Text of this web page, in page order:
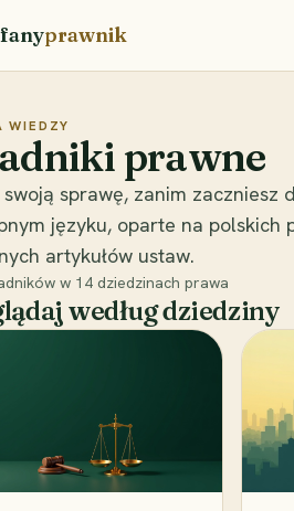
prawnik
WIEDZY
prawne
sprawę, zanim zaczniesz
języku, oparte na
artykułów ustaw.
w 14 dziedzinach prawa
według dziedziny